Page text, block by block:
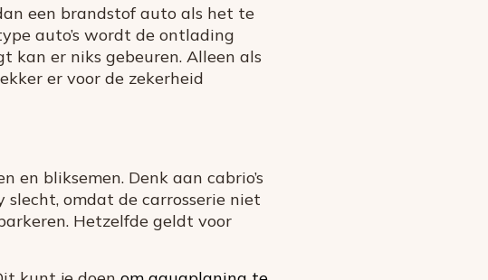
een brandstof auto als het te
auto’s wordt de ontlading
kan er niks gebeuren. Alleen als
er voor de zekerheid
en bliksemen. Denk aan cabrio’s
omdat de carrosserie niet
Hetzelfde geldt voor